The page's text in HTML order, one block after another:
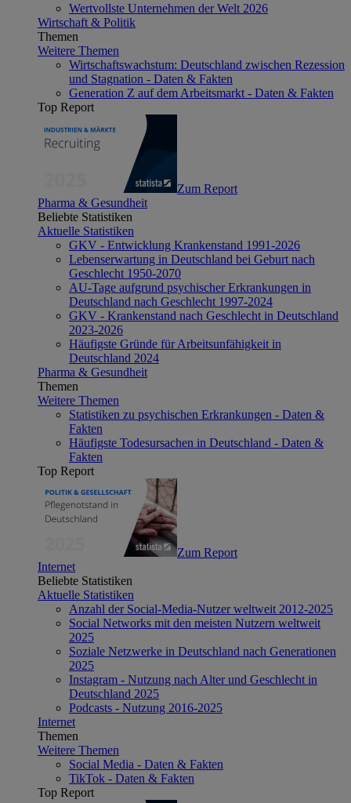
Wertvollste Unternehmen der Welt 2026
Wirtschaft & Politik
Themen
Weitere Themen
Wirtschaftswachstum: Deutschland zwischen Rezession
und Stagnation - Daten & Fakten
Generation Z auf dem Arbeitsmarkt - Daten & Fakten
Top Report
Zum Report
Pharma & Gesundheit
Beliebte Statistiken
Aktuelle Statistiken
GKV - Entwicklung Krankenstand 1991-2026
Lebenserwartung in Deutschland bei Geburt nach
Geschlecht 1950-2070
AU-Tage aufgrund psychischer Erkrankungen in
Deutschland nach Geschlecht 1997-2024
GKV - Krankenstand nach Geschlecht in Deutschland
2023-2026
Häufigste Gründe für Arbeitsunfähigkeit in
Deutschland 2024
Pharma & Gesundheit
Themen
Weitere Themen
Statistiken zu psychischen Erkrankungen - Daten &
Fakten
Häufigste Todesursachen in Deutschland - Daten &
Fakten
Top Report
Zum Report
Internet
Beliebte Statistiken
Aktuelle Statistiken
Anzahl der Social-Media-Nutzer weltweit 2012-2025
Social Networks mit den meisten Nutzern weltweit
2025
Soziale Netzwerke in Deutschland nach Generationen
2025
Instagram - Nutzung nach Alter und Geschlecht in
Deutschland 2025
Podcasts - Nutzung 2016-2025
Internet
Themen
Weitere Themen
Social Media - Daten & Fakten
TikTok - Daten & Fakten
Top Report